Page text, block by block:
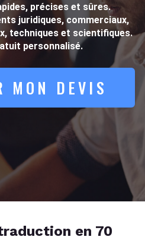
précises et sûres.
juridiques, commerciaux,
techniques et scientifiques.
personnalisé.
MON DEVIS
en 70